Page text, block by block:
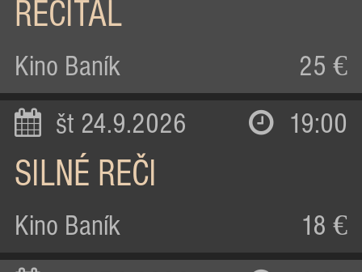
RECITÁL
Kino Baník 25 €
št 24.9.2026 19:00
SILNÉ REČI
Kino Baník 18 €